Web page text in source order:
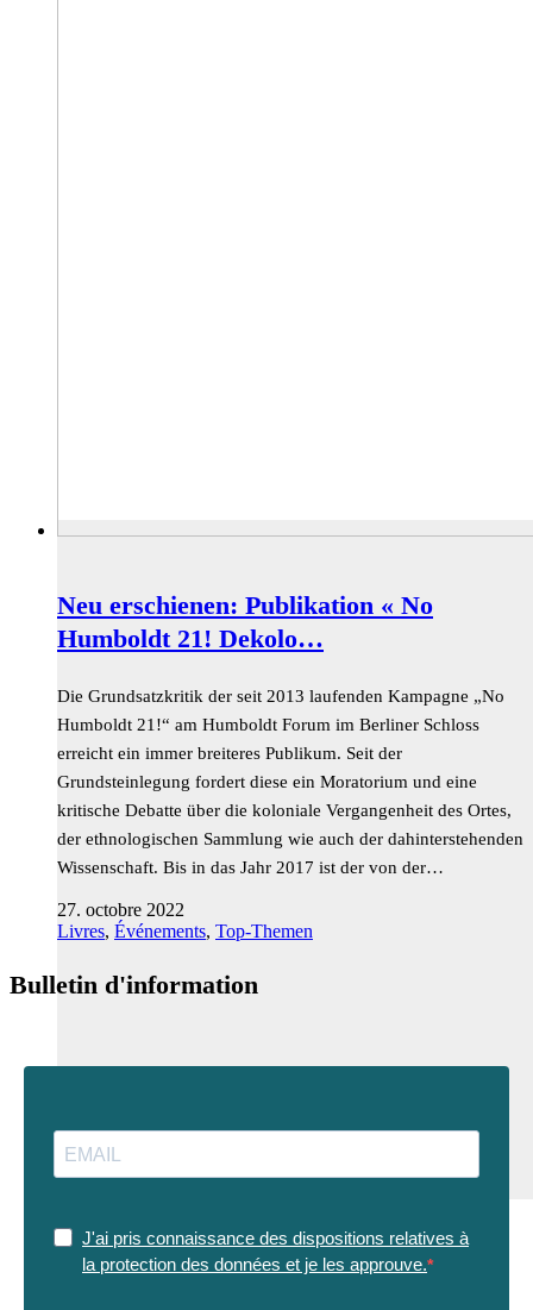
Neu erschienen: Publikation « No
Humboldt 21! Dekolo…
Die Grundsatzkritik der seit 2013 laufenden Kampagne „No
Humboldt 21!“ am Humboldt Forum im Berliner Schloss
erreicht ein immer breiteres Publikum. Seit der
Grundsteinlegung fordert diese ein Moratorium und eine
kritische Debatte über die koloniale Vergangenheit des Ortes,
der ethnologischen Sammlung wie auch der dahinterstehenden
Wissenschaft. Bis in das Jahr 2017 ist der von der…
27. octobre 2022
Livres, Événements, Top-Themen
Bulletin d'information
J'ai pris connaissance des dispositions relatives à
la protection des données et je les approuve.